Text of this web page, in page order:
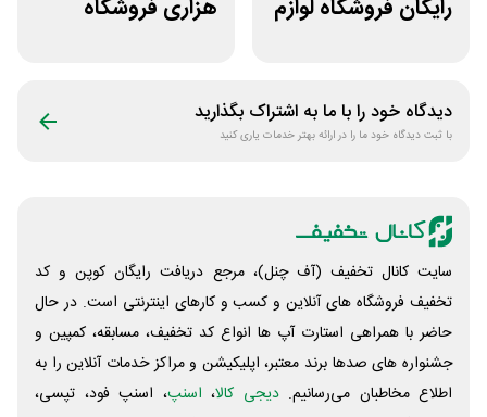
رایگان فروشگاه لوازم
هزاری فروشگاه
دیدگاه خود را با ما به اشتراک بگذارید
با ثبت دیدگاه خود ما را در ارائه بهتر خدمات یاری کنید
سایت کانال تخفیف (آف چنل)، مرجع دریافت رایگان کوپن و کد
تخفیف فروشگاه های آنلاین و کسب و‌ کارهای اینترنتی است. در حال
حاضر با همراهی استارت آپ ها انواع کد تخفیف، مسابقه، کمپین و
جشنواره های صدها برند معتبر، اپلیکیشن و مراکز خدمات آنلاین را به
اطلاع مخاطبان می‌رسانیم. دیجی کالا، اسنپ، اسنپ فود، تپسی،